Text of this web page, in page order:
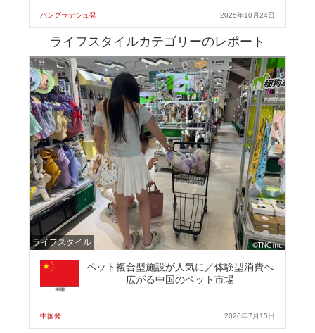
バングラデシュ発 2025年10月24日
ライフスタイルカテゴリーのレポート
ライフスタイル
ペット複合型施設が人気に／体験型消費へ
広がる中国のペット市場
中国発 2026年7月15日